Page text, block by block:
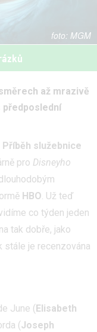
MGM
až mrazivě
předposlední
Příběh služebnice
pro Disneyho
HBO. Už teď
co týden jeden
tak dobře, jako
stále je recenzována
June ( Elisabeth
(Joseph